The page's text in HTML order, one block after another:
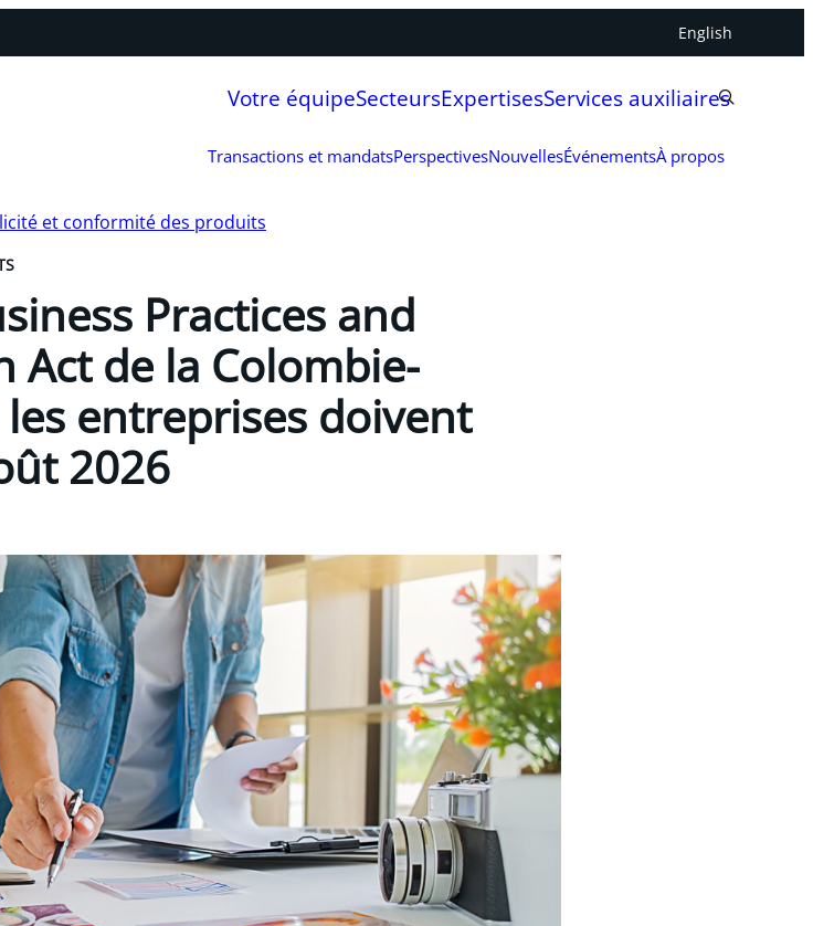
English
Votre équipeSecteursExpertisesServices auxiliaires
Transactions et mandatsPerspectivesNouvellesÉvénementsÀ propos
et conformité des produits
Practices and
Act de la Colombie-
entreprises doivent
2026